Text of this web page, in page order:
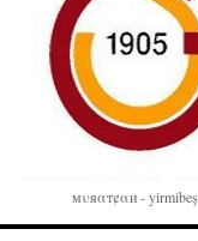
мυяαт¢αи - yirmibeş